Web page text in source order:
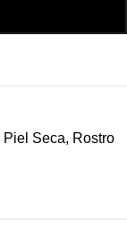
Piel Seca, Rostro